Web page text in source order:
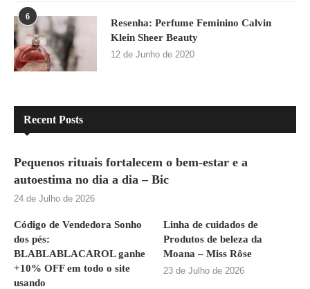
6
Resenha: Perfume Feminino Calvin
Klein Sheer Beauty
12 de Junho de 2020
Recent Posts
Pequenos rituais fortalecem o bem-estar e a
autoestima no dia a dia – Bic
24 de Julho de 2026
Código de Vendedora Sonho
dos pés:
BLABLABLACAROL ganhe
+10% OFF em todo o site
usando
Linha de cuidados de
Produtos de beleza da
Moana – Miss Rôse
23 de Julho de 2026